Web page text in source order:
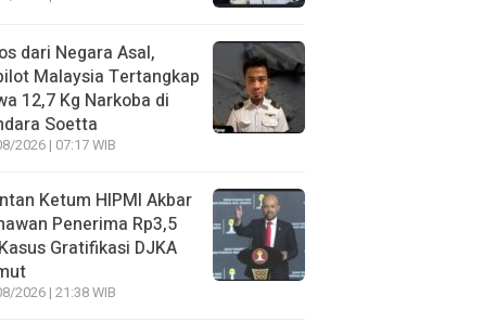
dari Negara Asal,
Malaysia Tertangkap
12,7 Kg Narkoba di
Soetta
2026 | 07:17 WIB
Ketum HIPMI Akbar
Penerima Rp3,5
Gratifikasi DJKA
2026 | 21:38 WIB